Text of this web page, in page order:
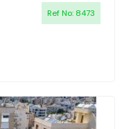
Ref No: 8473